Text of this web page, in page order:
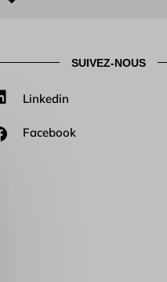
SUIVEZ-NOUS
Linkedin
Facebook